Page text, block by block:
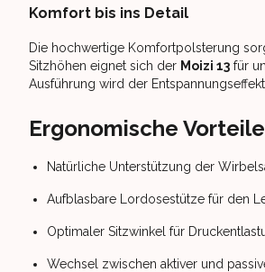
Komfort bis ins Detail
Die hochwertige Komfortpolsterung
Sitzhöhen eignet sich der Moizi 13 für
Ausführung wird der
Ergonomische
Natürliche Unterstützung der
Aufblasbare Lordosestütze für den
Optimaler Sitzwinkel für
Wechsel zwischen aktiver und